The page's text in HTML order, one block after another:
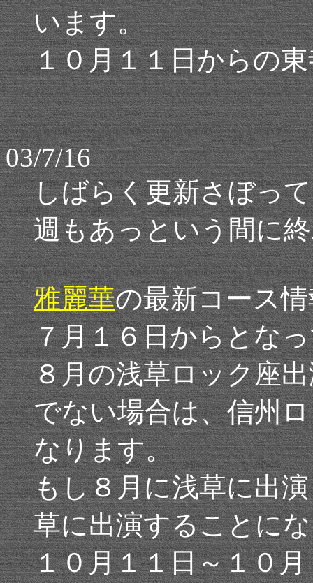
います。
１０月１１日からの
03/7/16
しばらく更新さぼっ
週もあっという間に
雅麗華の最新コース
７月１６日からとな
８月の浅草ロック座
でない場合は、信州
なります。
もし８月に浅草に出
草に出演することに
１０月１１日～１０